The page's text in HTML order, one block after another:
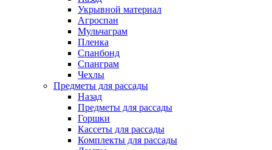
Укрывной материал
Агроспан
Мульчаграм
Пленка
Спанбонд
Спанграм
Чехлы
Предметы для рассады
Назад
Предметы для рассады
Горшки
Кассеты для рассады
Комплекты для рассады